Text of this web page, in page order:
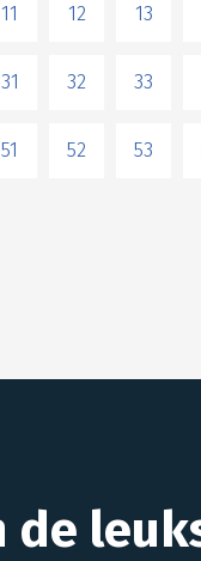
11 12 13
31 32 33
51 52 53
de